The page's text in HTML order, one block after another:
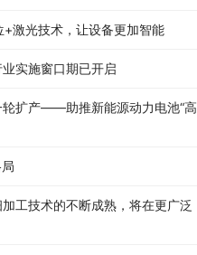
+激光技术，让设备更加智能
实施窗口期已开启
轮扩产——助推新能源动力电池“高
工技术的不断成熟，将在更广泛